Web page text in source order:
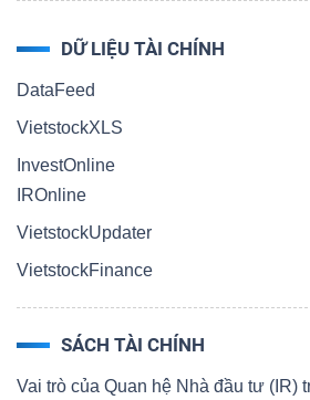
DỮ LIỆU TÀI CHÍNH
DataFeed
VietstockXLS
InvestOnline
IROnline
VietstockUpdater
VietstockFinance
SÁCH TÀI CHÍNH
Vai trò của Quan hệ Nhà đầu tư (IR)